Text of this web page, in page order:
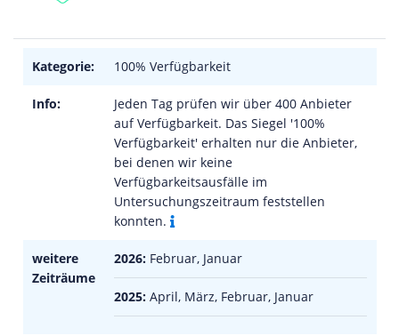
Kategorie: 100% Verfügbarkeit
Info:
Jeden Tag prüfen wir über 400 Anbieter
auf Verfügbarkeit. Das Siegel '100%
Verfügbarkeit' erhalten nur die Anbieter,
bei denen wir keine
Verfügbarkeitsausfälle im
Untersuchungszeitraum feststellen
konnten.
weitere
Zeiträume
2026: Februar, Januar
2025: April, März, Februar, Januar